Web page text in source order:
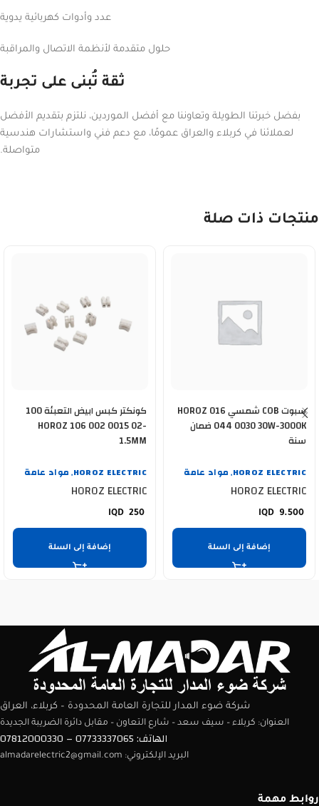
عدد وأدوات كهربائية يدوية
حلول متقدمة لأنظمة الاتصال والمراقبة
ثقة تُبنى على تجربة
بفضل خبرتنا الطويلة وتعاوننا مع أفضل الموردين، نلتزم بتقديم الأفضل
لعملائنا في كربلاء والعراق عمومًا، مع دعم فني واستشارات هندسية
متواصلة.
منتجات ذات صلة
سبوت COB شمسي HOROZ 016
044 0030 30W-3000K ضمان
سنة
HOROZ ELECTRIC
, مواد عامة
HOROZ ELECTRIC
9.500
إضافة إلى السلة
كونكتر كبس ابيض التعبئة 100
HOROZ 106 002 0015 02-
1.5MM
HOROZ ELECTRIC
, مواد عامة
HOROZ ELECTRIC
250
إضافة إلى السلة
شركة ضوء المدار للتجارة العامة المحدودة – كربلاء، العراق
العنوان: كربلاء – سيف سعد – شارع التعاون – مقابل دائرة الضريبة الجديدة
الهاتف: 07733337065 – 07812000330
البريد الإلكتروني: almadarelectric2@gmail.com
روابط مهمة